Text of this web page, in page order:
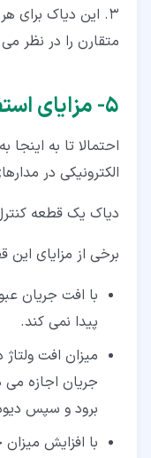
۳. این دیاک برای
متقارن را در نظر
۵‏- مزایای استفاده
احتمالا تا به اینجا
الکترونیکی در
دیاک یک قطعه
برخی از مزایای
با افت جریان
پیدا نمی کند.
میزان افت
جریان اجازه می
برود و سپس
با افزایش